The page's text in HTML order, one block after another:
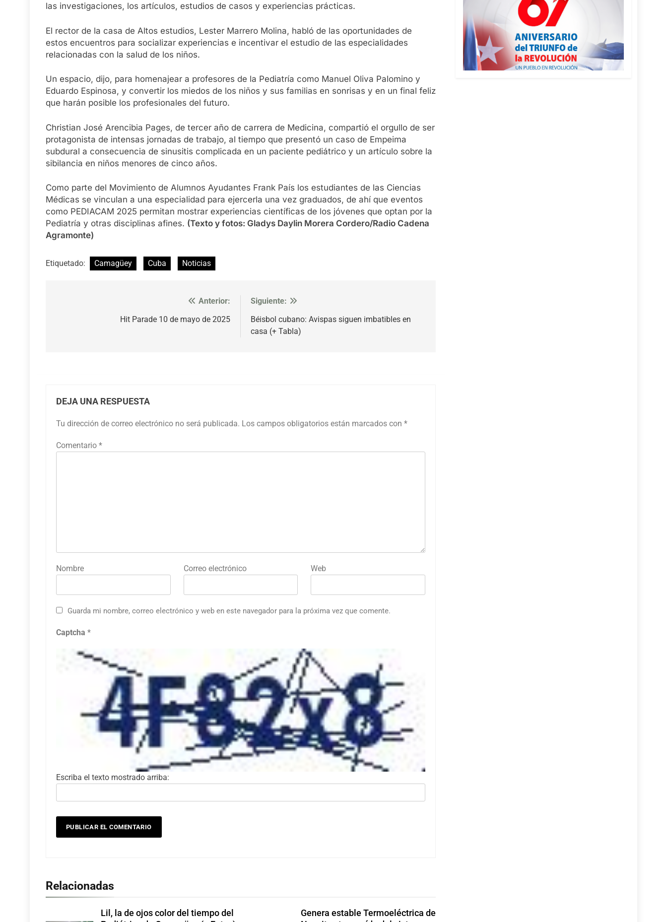
las investigaciones, los artículos, estudios de casos y experiencias prácticas.
El rector de la casa de Altos estudios, Lester Marrero Molina, habló de las oportunidades de
estos encuentros para socializar experiencias e incentivar el estudio de las especialidades
relacionadas con la salud de los niños.
Un espacio, dijo, para homenajear a profesores de la Pediatría como Manuel Oliva Palomino y
Eduardo Espinosa, y convertir los miedos de los niños y sus familias en sonrisas y en un final feliz
que harán posible los profesionales del futuro.
Christian José Arencibia Pages, de tercer año de carrera de Medicina, compartió el orgullo de ser
protagonista de intensas jornadas de trabajo, al tiempo que presentó un caso de Empeima
subdural a consecuencia de sinusitis complicada en un paciente pediátrico y un artículo sobre la
sibilancia en niños menores de cinco años.
Como parte del Movimiento de Alumnos Ayudantes Frank País los estudiantes de las Ciencias
Médicas se vinculan a una especialidad para ejercerla una vez graduados, de ahí que eventos
como PEDIACAM 2025 permitan mostrar experiencias científicas de los jóvenes que optan por la
Pediatría y otras disciplinas afines. (Texto y fotos: Gladys Daylin Morera Cordero/Radio Cadena
Agramonte)
Etiquetado: Camagüey Cuba Noticias
Anterior:
Hit Parade 10 de mayo de 2025
Siguiente:
Béisbol cubano: Avispas siguen imbatibles en
casa (+ Tabla)
DEJA UNA RESPUESTA
Tu dirección de correo electrónico no será publicada. Los campos obligatorios están marcados con *
Comentario *
Nombre Correo electrónico Web
Guarda mi nombre, correo electrónico y web en este navegador para la próxima vez que comente.
Captcha *
Escriba el texto mostrado arriba:
Relacionadas
Lil, la de ojos color del tiempo del
Genera estable Termoeléctrica de